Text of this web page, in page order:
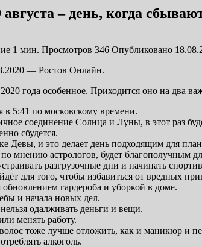
– день, когда
1 мин. Просмотров 346 Опубликовано
— Ростов Онлайн.
года особенное. Приходится оно на два
в 5:41 по московскому времени.
соединение Солнца и Луны, в этот раз
сбудется.
Девы, и это делает день подходящим для
по мнению астрологов, будет благополучным
разгрузочные дни и начинать
для того, чтобы избавиться от вредных
обновлением гардероба и уборкой в доме.
и начала новых дел.
одалживать деньги и вещи.
менять работу.
тоже лучше отложить, как и маникюр и
алкоголь.